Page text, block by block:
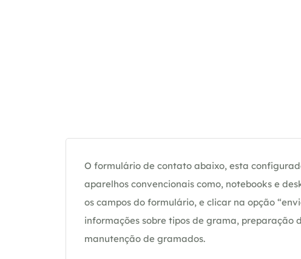
O formulário de contato abaixo, esta
aparelhos convencionais como, notebooks e
os campos do formulário, e clicar na opção
informações sobre tipos de grama,
manutenção de gramados.